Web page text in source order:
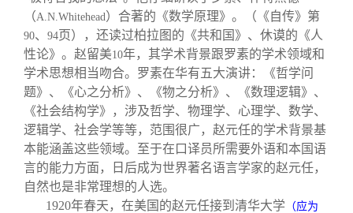
（A.N.Whitehead）合著的《数学原理》。（《自传》第
90、 94页），还读过柏拉图的《共和国》、休谟的《人
性论》。赵留美10年，其学术背景跟罗素的学术领域和
学术思想相当吻合。罗素在华有五大演讲：《哲学问
题》、《心之分析》、《物之分析》、《数理逻辑》、
《社会结构学》，涉及哲学、物理学、心理学、数学、
逻辑学、社会学等等，范围很广，赵元任的学术背景基
本能涵盖这些领域。至于在口译员所需要外语和本国语
言的能力方面，日后成为世界著名语言学家的赵元任，
自然也是非常理想的人选。
1920年春天，在美国的赵元任接到清华大学 （应为